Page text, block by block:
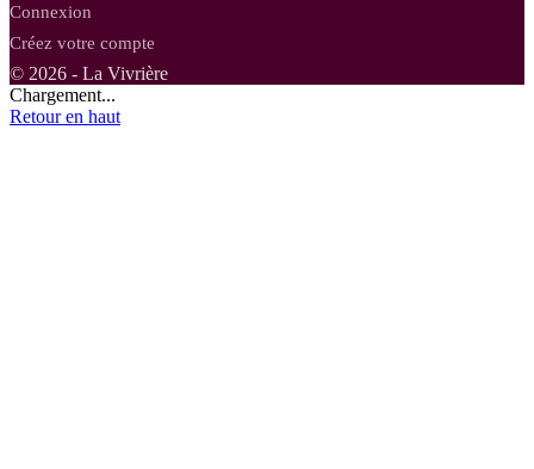
Connexion
Créez votre compte
© 2026 - La Vivrière
Chargement...
Retour en haut